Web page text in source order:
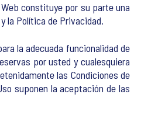
constituye por su parte una
la Política de Privacidad.
la adecuada funcionalidad de
por usted y cualesquiera
las Condiciones de
suponen la aceptación de las